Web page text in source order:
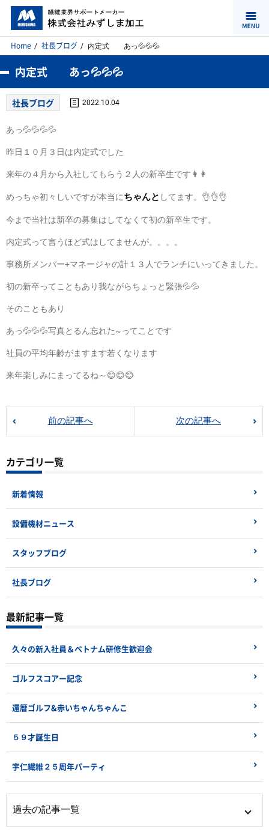
Home 社長ブログ 内定式 あっ💦💦💦
内定式 あっ💦💦💦
社長ブログ 2022.10.04
あっ💦💦💦💦
昨日１０月３日は内定式でした
来年の４月から入社してもらう２人の新卒生です👩👩
めっちゃ初々しいですが本当にちゃんと してます。👌👌👌
今まで当社は新卒の募集はしてなくて初の新卒生です。
内定式って言うほど式はしてませんが。。。。
事務所メンバー+マネージャの計１３人でランチにいってきました。
初の新卒ってこともあり我ながらちょっと緊張💦💦
そのこともあり
あっ💦💦💦写真とるん忘れた~ってことです
社員の平均年齢がますます若くなります
来年楽しみにまってるね～😊😊😊
前の記事へ 次の記事へ
カテゴリ一覧
新着情報
設備機材ニュース
スタッフブログ
社長ブログ
最新記事一覧
久々の新入社員＆ベトナム研修生歓迎会
ゴルフスコアー記念
還暦ゴルフ&赤いちゃんちゃんこ
５９才誕生日
宇仁繊維２５周年パーティ